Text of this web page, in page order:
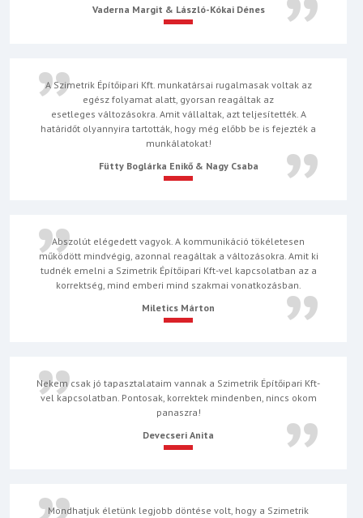
Vaderna Margit & László-Kókai Dénes
A Szimetrik Építőipari Kft. munkatársai rugalmasak voltak az
egész folyamat alatt, gyorsan reagáltak az
esetleges változásokra. Amit vállaltak, azt teljesítették. A
határidőt olyannyira tartották, hogy még előbb be is fejezték a
munkálatokat!
Fütty Boglárka Enikő & Nagy Csaba
Abszolút elégedett vagyok. A kommunikáció tökéletesen
működött mindvégig, azonnal reagáltak a változásokra. Amit ki
tudnék emelni a Szimetrik Építőipari Kft-vel kapcsolatban az a
korrektség, mind emberi mind szakmai vonatkozásban.
Miletics Márton
Nekem csak jó tapasztalataim vannak a Szimetrik Építőipari Kft-
vel kapcsolatban. Pontosak, korrektek mindenben, nincs okom
panaszra!
Devecseri Anita
Mondhatjuk életünk legjobb döntése volt, hogy a Szimetrik